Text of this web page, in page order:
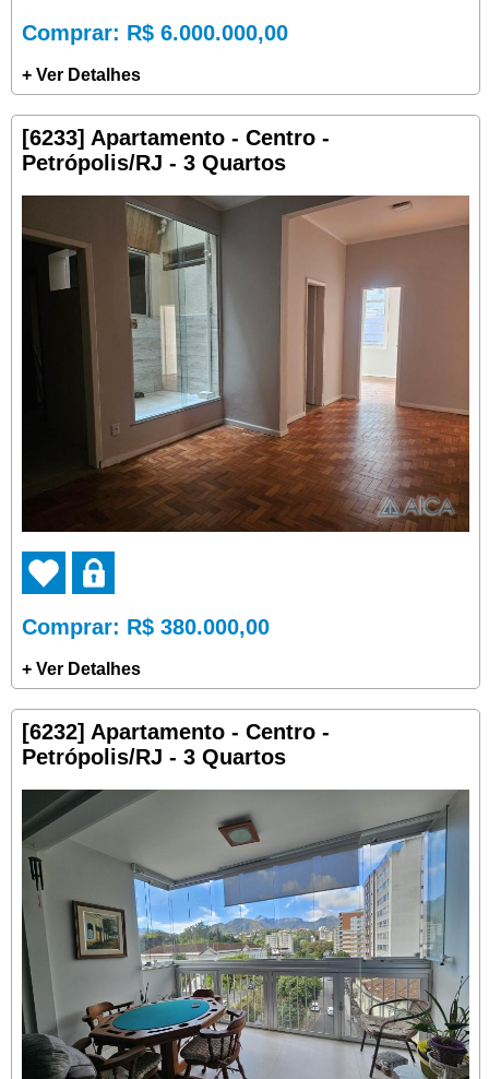
Comprar: R$ 6.000.000,00
+ Ver Detalhes
[6233] Apartamento - Centro -
Petrópolis/RJ - 3 Quartos
Comprar: R$ 380.000,00
+ Ver Detalhes
[6232] Apartamento - Centro -
Petrópolis/RJ - 3 Quartos